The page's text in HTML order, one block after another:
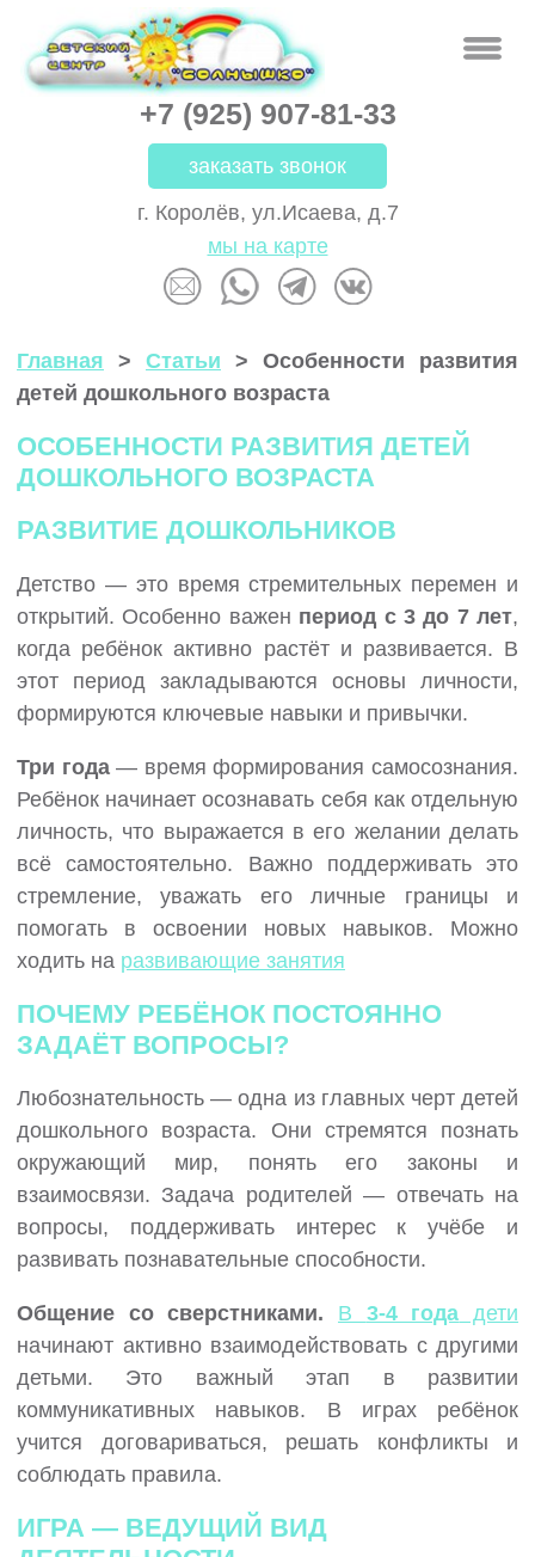
+7 (925) 907-81-33
заказать звонок
г. Королёв, ул.Исаева, д.7
мы на карте
Главная > Статьи > Особенности развития
детей дошкольного возраста
ОСОБЕННОСТИ РАЗВИТИЯ ДЕТЕЙ
ДОШКОЛЬНОГО ВОЗРАСТА
РАЗВИТИЕ ДОШКОЛЬНИКОВ
Детство — это время стремительных перемен и
открытий. Особенно важен период с 3 до 7 лет,
когда ребёнок активно растёт и развивается. В
этот период закладываются основы личности,
формируются ключевые навыки и привычки.
Три года— время формирования самосознания.
Ребёнок начинает осознавать себя как отдельную
личность, что выражается в его желании делать
всё самостоятельно. Важно поддерживать это
стремление, уважать его личные границы и
помогать в освоении новых навыков. Можно
ходить на развивающие занятия
ПОЧЕМУ РЕБЁНОК ПОСТОЯННО
ЗАДАЁТ ВОПРОСЫ?
Любознательность — одна из главных черт детей
дошкольного возраста. Они стремятся познать
окружающий мир, понять его законы и
взаимосвязи. Задача родителей — отвечать на
вопросы, поддерживать интерес к учёбе и
развивать познавательные способности.
Общение со сверстниками. В 3-4 года дети
начинают активно взаимодействовать с другими
детьми. Это важный этап в развитии
коммуникативных навыков. В играх ребёнок
учится договариваться, решать конфликты и
соблюдать правила.
ИГРА — ВЕДУЩИЙ ВИД